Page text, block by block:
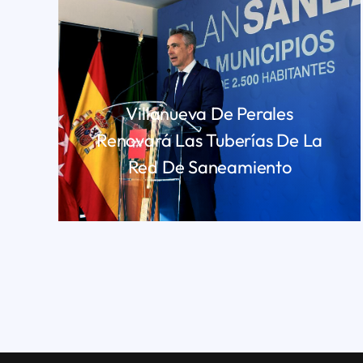
Villanueva De Perales
Renovará Las Tuberías De La
Red De Saneamiento
LEER MÁS